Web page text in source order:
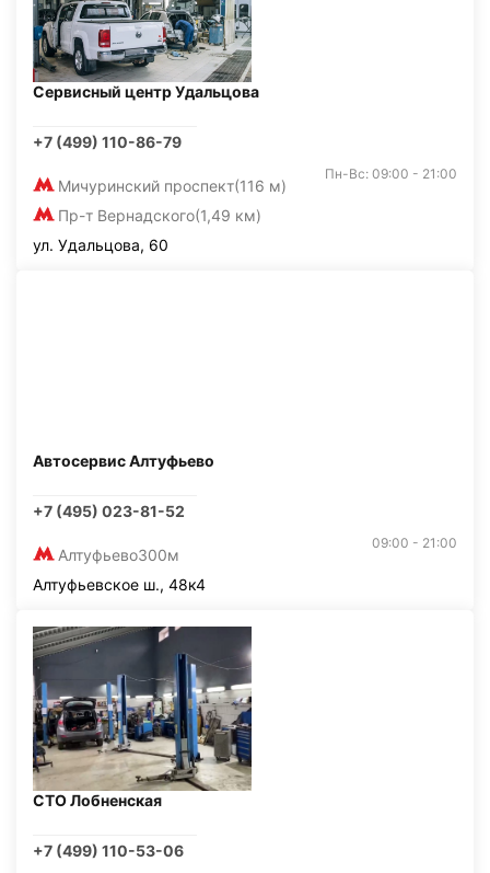
Сервисный центр Удальцова
+7 (499) 110-86-79
Мичуринский проспект(116 м)
Пр-т Вернадского(1,49 км)
Пн-Вс: 09:00 - 21:00
ул. Удальцова, 60
Автосервис Алтуфьево
+7 (495) 023-81-52
Алтуфьево300м
09:00 - 21:00
Алтуфьевское ш., 48к4
СТО Лобненская
+7 (499) 110-53-06